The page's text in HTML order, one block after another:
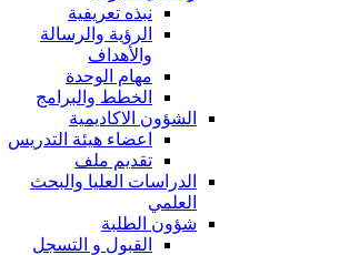
نبذه تعريفية
الرؤية والرسالة
والأهداف
مهام الوحدة
الخطط والبرامج
الشؤون الاكاديمية
اعضاء هيئة التدريس
تقديم ملف
الدراسات العليا والبحث
العلمي
شؤون الطلبة
القبول و التسجل